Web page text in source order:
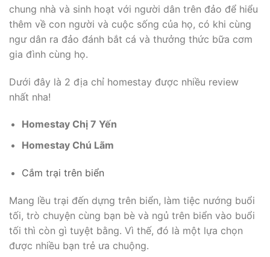
chung nhà và sinh hoạt với người dân trên đảo để hiểu
thêm về con người và cuộc sống của họ, có khi cùng
ngư dân ra đảo đánh bắt cá và thưởng thức bữa cơm
gia đình cùng họ.
Dưới đây là 2 địa chỉ homestay được nhiều review
nhất nha!
Homestay Chị 7 Yến
Homestay Chú Lãm
Cắm trại trên biển
Mang lều trại đến dựng trên biển, làm tiệc nướng buổi
tối, trò chuyện cùng bạn bè và ngủ trên biển vào buổi
tối thì còn gì tuyệt bằng. Vì thế, đó là một lựa chọn
được nhiều bạn trẻ ưa chuộng.